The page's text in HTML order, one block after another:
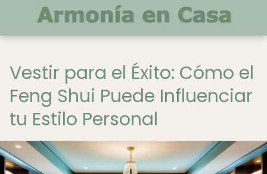
Vestir para el Éxito: Cómo el
Feng Shui Puede Influenciar
tu Estilo Personal